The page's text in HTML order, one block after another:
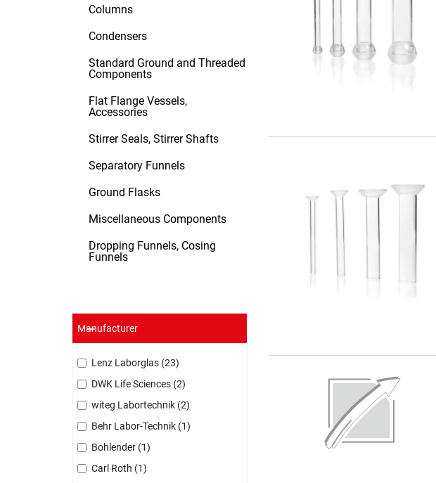
Columns
Condensers
Standard Ground and Threaded
Components
Flat Flange Vessels,
Accessories
Stirrer Seals, Stirrer Shafts
Separatory Funnels
Ground Flasks
Miscellaneous Components
Dropping Funnels, Cosing
Funnels
Manufacturer
Lenz Laborglas 23
DWK Life Sciences 2
witeg Labortechnik 2
Behr Labor-Technik 1
Bohlender 1
Carl Roth
1